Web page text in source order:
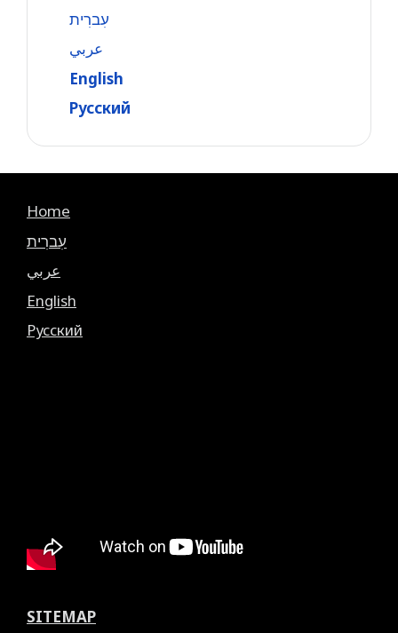
עִברִית
عربي
English
Русский
Home
עִברִית
عربي
English
Русский
SITEMAP